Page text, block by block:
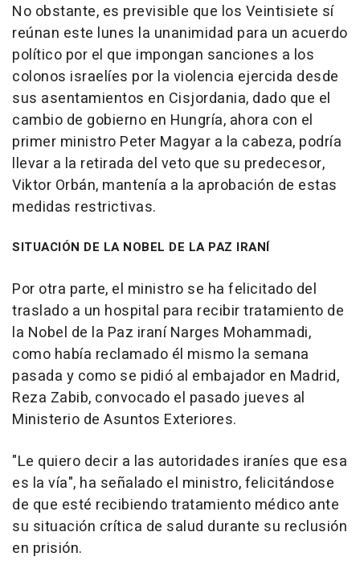
No obstante, es previsible que los Veintisiete sí
reúnan este lunes la unanimidad para un acuerdo
político por el que impongan sanciones a los
colonos israelíes por la violencia ejercida desde
sus asentamientos en Cisjordania, dado que el
cambio de gobierno en Hungría, ahora con el
primer ministro Peter Magyar a la cabeza, podría
llevar a la retirada del veto que su predecesor,
Viktor Orbán, mantenía a la aprobación de estas
medidas restrictivas.
SITUACIÓN DE LA NOBEL DE LA PAZ IRANÍ
Por otra parte, el ministro se ha felicitado del
traslado a un hospital para recibir tratamiento de
la Nobel de la Paz iraní Narges Mohammadi,
como había reclamado él mismo la semana
pasada y como se pidió al embajador en Madrid,
Reza Zabib, convocado el pasado jueves al
Ministerio de Asuntos Exteriores.
"Le quiero decir a las autoridades iraníes que esa
es la vía", ha señalado el ministro, felicitándose
de que esté recibiendo tratamiento médico ante
su situación crítica de salud durante su reclusión
en prisión.